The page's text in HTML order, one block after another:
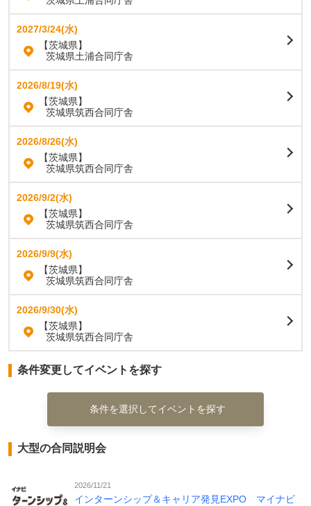
2027/3/24(水)
【茨城県】
茨城県土浦合同庁舎
2026/8/19(水)
【茨城県】
茨城県筑西合同庁舎
2026/8/26(水)
【茨城県】
茨城県筑西合同庁舎
2026/9/2(水)
【茨城県】
茨城県筑西合同庁舎
2026/9/9(水)
【茨城県】
茨城県筑西合同庁舎
2026/9/30(水)
【茨城県】
茨城県筑西合同庁舎
条件変更してイベントを探す
条件を選択してイベントを探す
大型の合同説明会
2026/11/21
インターンシップ＆キャリア発見EXPO マイナビ